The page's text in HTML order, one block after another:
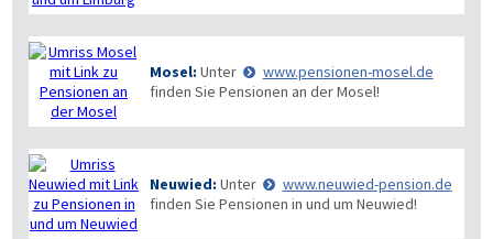
Mosel: Unter
www.pensionen-mosel.de
finden Sie Pensionen an der Mosel!
Neuwied: Unter
www.neuwied-pension.de
finden Sie Pensionen in und um Neuwied!